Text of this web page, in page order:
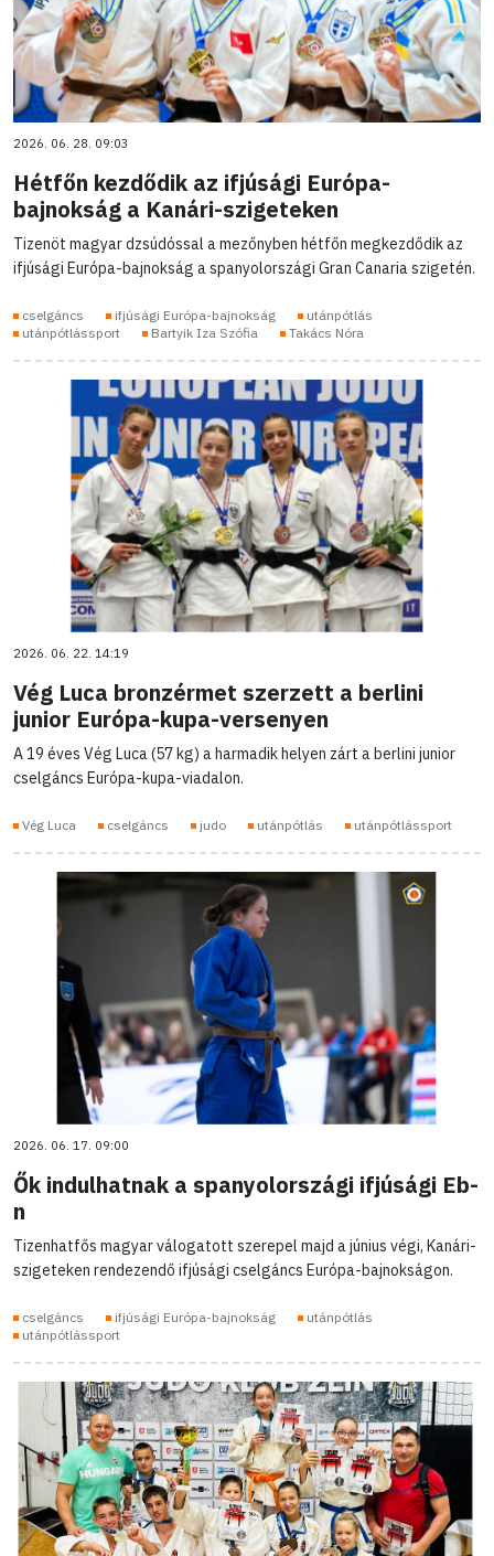
2026. 06. 28. 09:03
Hétfőn kezdődik az ifjúsági Európa-
bajnokság a Kanári-szigeteken
Tizenöt magyar dzsúdóssal a mezőnyben hétfőn megkezdődik az
ifjúsági Európa-bajnokság a spanyolországi Gran Canaria szigetén.
cselgáncs ifjúsági Európa-bajnokság
utánpótlás
utánpótlássport
Bartyik Iza Szófia Takács Nóra
2026. 06. 22. 14:19
Vég Luca bronzérmet szerzett a berlini
junior Európa-kupa-versenyen
A 19 éves Vég Luca (57 kg) a harmadik helyen zárt a berlini junior
cselgáncs Európa-kupa-viadalon.
Vég Luca cselgáncs judo utánpótlás utánpótlássport
2026. 06. 17. 09:00
Ők indulhatnak a spanyolországi ifjúsági Eb-
n
Tizenhatfős magyar válogatott szerepel majd a június végi, Kanári-
szigeteken rendezendő ifjúsági cselgáncs Európa-bajnokságon.
cselgáncs ifjúsági Európa-bajnokság
utánpótlás
utánpótlássport